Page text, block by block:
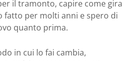
il tramonto, capire come gira
fatto per molti anni e spero di
quanto prima.
in cui lo fai cambia,